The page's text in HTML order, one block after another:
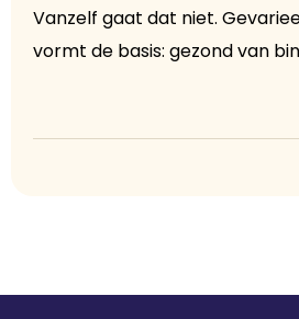
Vanzelf gaat dat niet.
vormt de basis: gezond van